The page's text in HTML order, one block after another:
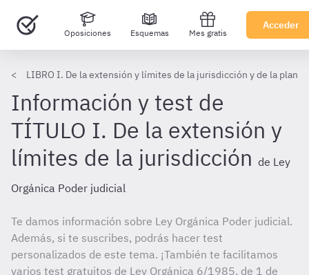
Oposiciones Esquemas Mes gratis
Acceder
LIBRO I. De la extensión y límites de la jurisdicción y de la planta
Información y test de
TÍTULO I. De la extensión y
límites de la jurisdicción de Ley
Orgánica Poder judicial
Te damos información sobre Ley Orgánica Poder judicial.
Además, si te suscribes, podrás hacer test
personalizados de este tema. ¡También te facilitamos
varios test gratuitos de Ley Orgánica 6/1985, de 1 de